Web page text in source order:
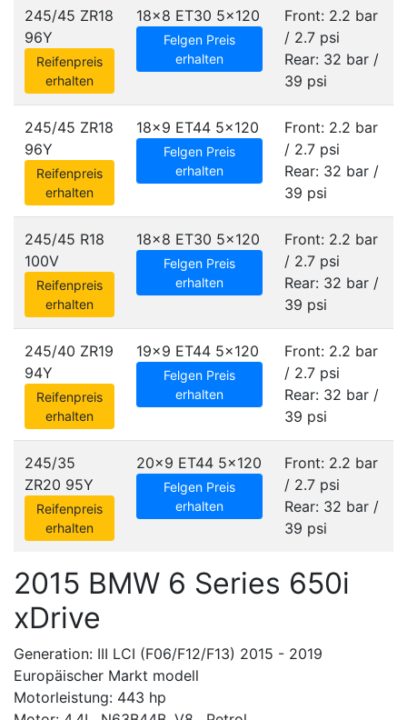
245/45 ZR18
96Y
Reifenpreis
erhalten
18x8 ET30 5x120
Felgen Preis
erhalten
Front: 2.2 bar
/ 2.7 psi
Rear: 32 bar /
39 psi
245/45 ZR18
96Y
Reifenpreis
erhalten
18x9 ET44 5x120
Felgen Preis
erhalten
Front: 2.2 bar
/ 2.7 psi
Rear: 32 bar /
39 psi
245/45 R18
100V
Reifenpreis
erhalten
18x8 ET30 5x120
Felgen Preis
erhalten
Front: 2.2 bar
/ 2.7 psi
Rear: 32 bar /
39 psi
245/40 ZR19
94Y
Reifenpreis
erhalten
19x9 ET44 5x120
Felgen Preis
erhalten
Front: 2.2 bar
/ 2.7 psi
Rear: 32 bar /
39 psi
245/35
ZR20 95Y
Reifenpreis
erhalten
20x9 ET44 5x120
Felgen Preis
erhalten
Front: 2.2 bar
/ 2.7 psi
Rear: 32 bar /
39 psi
2015 BMW 6 Series 650i
xDrive
Generation: III LCI (F06/F12/F13) 2015 - 2019
Europäischer Markt modell
Motorleistung: 443 hp